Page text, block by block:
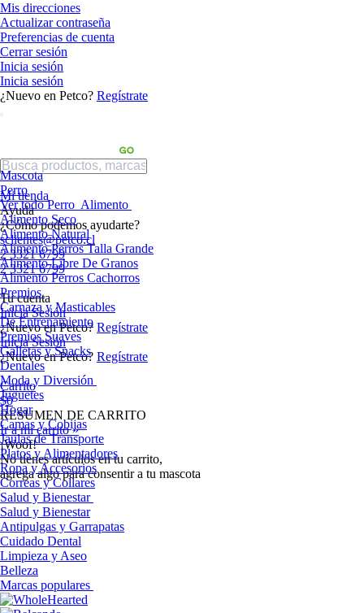
Mis direcciones
Actualizar contraseña
Preferencias de cuenta
Cerrar sesión
Inicia sesión
Inicia sesión
¿Nuevo en Petco? Regístrate
Mi tienda
Ayuda
¿Cómo podemos ayudarte?
sclientes@petco.cl
2 3321 6799
2 3321 6799
Tu cuenta
Inicia Sesión
¿Nuevo en Petco? Regístrate
Inicia Sesión
¿Nuevo en Petco? Regístrate
Carrito
$0
RESUMEN DE CARRITO
Ir a mi carrito »
¡Woof!
No tíenes artículos en tu carrito,
agrega algo para consentir a tu mascota
Mascota
Perro
Ver todo Perro Alimento
Alimento Seco
Alimento Natural
Alimento Perros Talla Grande
Alimento Libre De Granos
Alimento Perros Cachorros
Premios
Carnaza y Masticables
De Entrenamiento
Premios Suaves
Galletas y Snacks
Dentales
Moda y Diversión
Juguetes
Hogar
Camas y Cobijas
Jaulas de Transporte
Platos y Alimentadores
Ropa y Accesorios
Correas y Collares
Salud y Bienestar
Salud y Bienestar
Antipulgas y Garrapatas
Cuidado Dental
Limpieza y Aseo
Belleza
Marcas populares